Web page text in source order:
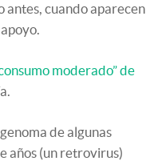
antes, cuando aparecen
moderado” de
de algunas
años (un retrovirus)